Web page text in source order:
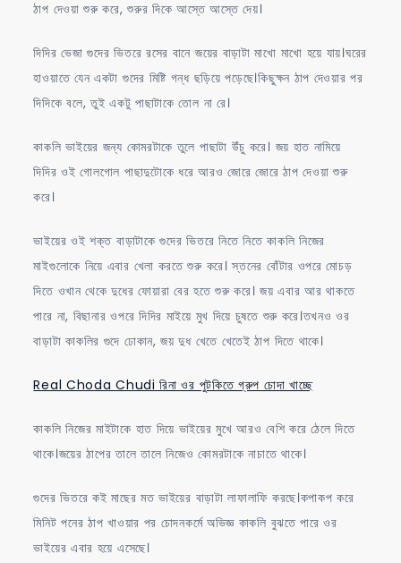
ঠাপ দেওয়া শুরু করে, শুরুর দিকে আস্তে আস্তে দেয়।
দিদির ভেজা গুদের ভিতরে রসের বানে জয়ের বাড়াটা মাখো মাখো হয়ে যায়।ঘরের
হাওয়াতে যেন একটা গুদের মিষ্টি গন্ধ ছড়িয়ে পড়েছে।কিছুক্ষন ঠাপ দেওয়ার পর
দিদিকে বলে, তুই একটু পাছাটাকে তোল না রে।
কাকলি ভাইয়ের জন্য কোমরটাকে তুলে পাছাটা উঁচু করে। জয় হাত নামিয়ে
দিদির ওই গোলগোল পাছাদুটোকে ধরে আরও জোরে জোরে ঠাপ দেওয়া শুরু
করে।
ভাইয়ের ওই শক্ত বাড়াটাকে গুদের ভিতরে নিতে নিতে কাকলি নিজের
মাইগুলোকে নিয়ে এবার খেলা করতে শুরু করে। স্তনের বোঁটার ওপরে মোচড়
দিতে ওখান থেকে দুধের ফোয়ারা বের হতে শুরু করে। জয় এবার আর থাকতে
পারে না, বিছানার ওপরে দিদির মাইয়ে মুখ দিয়ে চুষতে শুরু করে।তখনও ওর
বাড়াটা কাকলির গুদে ঢোকান, জয় দুধ খেতে খেতেই ঠাপ দিতে থাকে।
Real Choda Chudi রিনা ওর পুটকিতে গ্রুপ চোদা খাচ্ছে
কাকলি নিজের মাইটাকে হাত দিয়ে ভাইয়ের মুখে আরও বেশি করে ঠেলে দিতে
থাকে।জয়ের ঠাপের তালে তালে নিজেও কোমরটাকে নাচাতে থাকে।
গুদের ভিতরে কই মাছের মত ভাইয়ের বাড়াটা লাফালাফি করছে।কপাকপ করে
মিনিট পনের ঠাপ খাওয়ার পর চোদনকর্মে অভিজ্ঞ কাকলি বুঝতে পারে ওর
ভাইয়ের এবার হয়ে এসেছে।